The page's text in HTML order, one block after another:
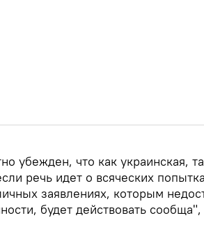
убежден, что как украинская,
речь идет о всяческих
заявлениях, которым
будет действовать